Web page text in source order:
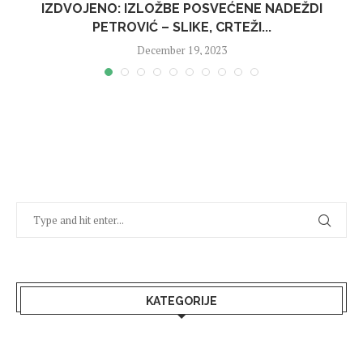
IZDVOJENO: IZLOŽBE POSVEĆENE NADEŽDI
PETROVIĆ – SLIKE, CRTEŽI...
December 19, 2023
KATEGORIJE